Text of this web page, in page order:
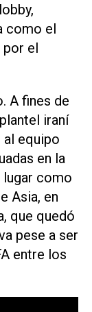
como el
por el
A fines de
iraní
al equipo
en la
lugar como
Asia, en
que quedó
pese a ser
entre los